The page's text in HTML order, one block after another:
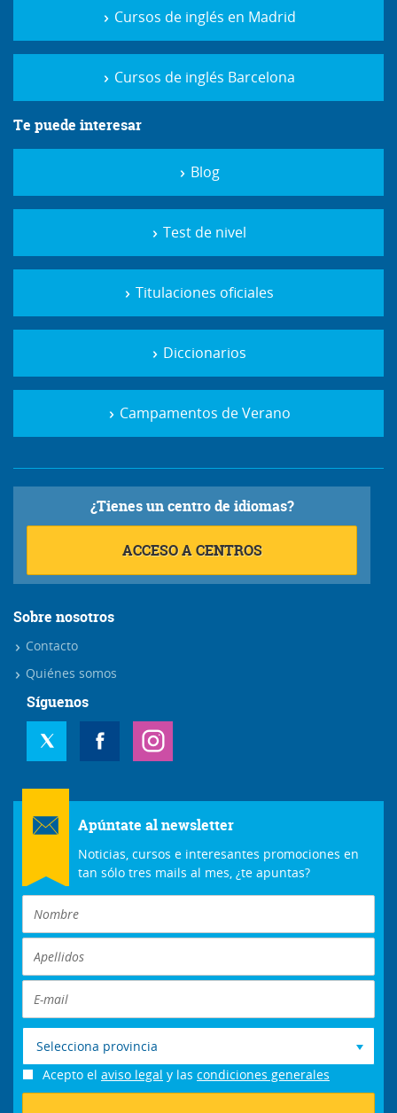
Cursos de inglés en Madrid
Cursos de inglés Barcelona
Te puede interesar
Blog
Test de nivel
Titulaciones oficiales
Diccionarios
Campamentos de Verano
¿Tienes un centro de idiomas?
ACCESO A CENTROS
Sobre nosotros
Contacto
Quiénes somos
Síguenos
Apúntate al newsletter
Noticias, cursos e interesantes promociones en
tan sólo tres mails al mes, ¿te apuntas?
Selecciona provincia
Acepto el aviso legal y las condiciones generales